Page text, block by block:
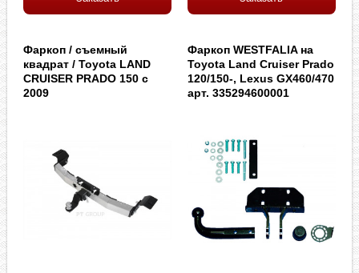
Фаркоп / съемный
квадрат / Toyota LAND
CRUISER PRADO 150 с
2009
Фаркоп WESTFALIA на
Toyota Land Cruiser Prado
120/150-, Lexus GX460/470
арт. 335294600001